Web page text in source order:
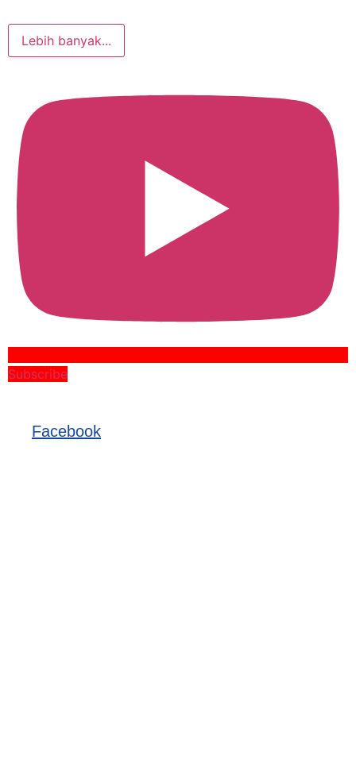
Lebih banyak...
Subscribe
Facebook